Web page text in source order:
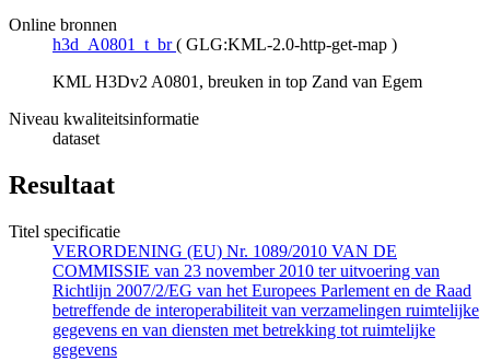
Online bronnen
h3d_A0801_t_br ( GLG:KML-2.0-http-get-map )
KML H3Dv2 A0801, breuken in top Zand van Egem
Niveau kwaliteitsinformatie
dataset
Resultaat
Titel specificatie
VERORDENING (EU) Nr. 1089/2010 VAN DE
COMMISSIE van 23 november 2010 ter uitvoering van
Richtlijn 2007/2/EG van het Europees Parlement en de Raad
betreffende de interoperabiliteit van verzamelingen ruimtelijke
gegevens en van diensten met betrekking tot ruimtelijke
gegevens